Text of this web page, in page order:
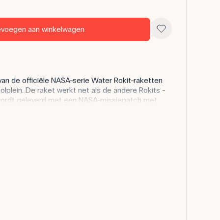
aan winkelwagen
de officiële NASA-serie Water Rokit-raketten
De raket werkt net als de andere Rokits -
geleverd met een NASA-missiepatch met